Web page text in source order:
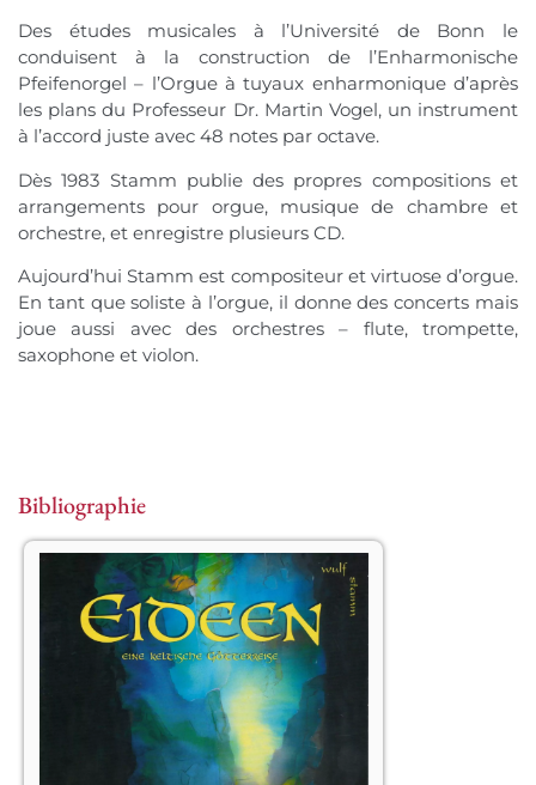
Des études musicales à l’Université de Bonn le
conduisent à la construction de l’Enharmonische
Pfeifenorgel – l’Orgue à tuyaux enharmonique d’après
les plans du Professeur Dr. Martin Vogel, un instrument
à l’accord juste avec 48 notes par octave.
Dès 1983 Stamm publie des propres compositions et
arrangements pour orgue, musique de chambre et
orchestre, et enregistre plusieurs CD.
Aujourd’hui Stamm est compositeur et virtuose d’orgue.
En tant que soliste à l’orgue, il donne des concerts mais
joue aussi avec des orchestres – flute, trompette,
saxophone et violon.
Bibliographie
									Jörn-
Uwe Wulf – Zeit für Märchen –
Extraits choisis parmi les plus beaux
contes initiatiques irlandais, et mis en
musique par Hans-André Stamm. En
langue allemande.